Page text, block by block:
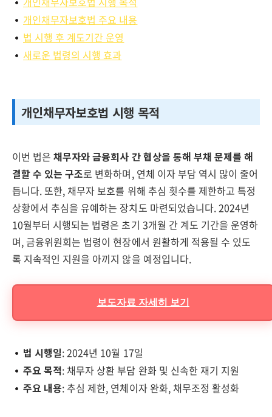
개인채무자보호법 주요 내용
법 시행 후 계도기간 운영
새로운 법령의 시행 효과
개인채무자보호법 시행 목적
이번 법은채무자와 금융회사 간 협상을 통해 부채 문제를 해
결할 수 있는 구조로 변화하며, 연체 이자 부담 역시 많이 줄어
듭니다. 또한, 채무자 보호를 위해 추심 횟수를 제한하고 특정
상황에서 추심을 유예하는 장치도 마련되었습니다. 2024년
10월부터 시행되는 법령은 초기 3개월 간 계도 기간을 운영하
며, 금융위원회는 법령이 현장에서 원활하게 적용될 수 있도
록 지속적인 지원을 아끼지 않을 예정입니다.
보도자료 자세히 보기
법 시행일: 2024년 10월 17일
주요 목적: 채무자 상환 부담 완화 및 신속한 재기 지원
주요 내용: 추심 제한, 연체이자 완화, 채무조정 활성화